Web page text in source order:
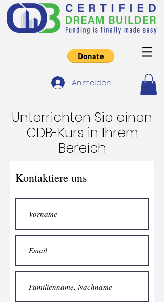
Anmelden
Unterrichten Sie einen
CDB-Kurs in Ihrem
Bereich
Kontaktiere uns